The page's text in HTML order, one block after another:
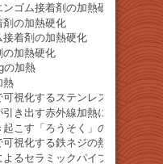
ゴム接着剤の加熱硬化
剤の加熱硬化
着剤の加熱硬化
の加熱硬化
の加熱
熱
視化するステンレスネジの熱伝
き出す赤外線加熱によるアル
こす「ろうそく」の急速気化
視化する鉄ネジの熱伝達
るセラミックパイプ（アルミ